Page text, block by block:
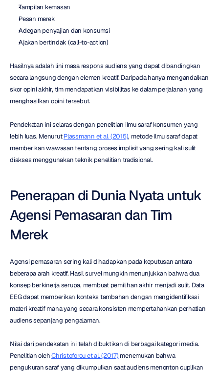
Tampilan kemasan
Pesan merek
Adegan penyajian dan konsumsi
Ajakan bertindak (call-to-action)
Hasilnya adalah lini masa respons audiens yang dapat dibandingkan
secara langsung dengan elemen kreatif. Daripada hanya mengandalkan
skor opini akhir, tim mendapatkan visibilitas ke dalam perjalanan yang
menghasilkan opini tersebut.
Pendekatan ini selaras dengan penelitian ilmu saraf konsumen yang
lebih luas. Menurut Plassmann et al. (2015), metode ilmu saraf dapat
memberikan wawasan tentang proses implisit yang sering kali sulit
diakses menggunakan teknik penelitian tradisional.
Penerapan di Dunia Nyata untuk
Agensi Pemasaran dan Tim
Merek
Agensi pemasaran sering kali dihadapkan pada keputusan antara
beberapa arah kreatif. Hasil survei mungkin menunjukkan bahwa dua
konsep berkinerja serupa, membuat pemilihan akhir menjadi sulit. Data
EEG dapat memberikan konteks tambahan dengan mengidentifikasi
materi kreatif mana yang secara konsisten mempertahankan perhatian
audiens sepanjang pengalaman.
Nilai dari pendekatan ini telah dibuktikan di berbagai kategori media.
Penelitian oleh Christoforou et al. (2017) menemukan bahwa
pengukuran saraf yang dikumpulkan saat audiens menonton cuplikan